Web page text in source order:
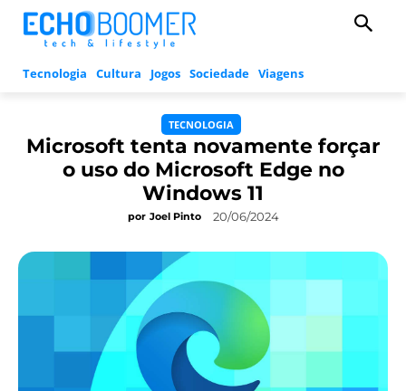
Tecnologia Cultura Jogos Sociedade Viagens
TECNOLOGIA
Microsoft tenta novamente forçar
o uso do Microsoft Edge no
Windows 11
por Joel Pinto 20/06/2024